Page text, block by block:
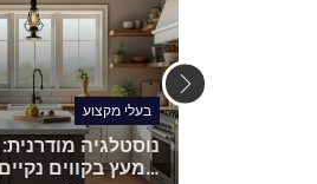
בעלי מקצוע
נוסטלגיה
מעץ בקווים נקיים…